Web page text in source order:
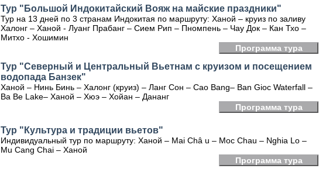
Тур "Большой Индокитайский Вояж на майские праздники"
Тур на 13 дней по 3 странам Индокитая по маршруту: Ханой – круиз по заливу
Халонг – Ханой - Луанг Прабанг – Сием Рип – Пномпень – Чау Док – Кан Тхо –
Митхо - Хошимин
Программа тура
Тур "Северный и Центральный Вьетнам с круизом и посещением
водопада Банзек"
Ханой – Нинь Бинь – Халонг (круиз) – Ланг Сон – Cao Bang– Ban Gioc Waterfall –
Ba Be Lake– Ханой – Хюэ – Хойан – Дананг
Программа тура
Тур "Культура и традиции вьетов"
Индивидуальный тур по маршруту: Ханой – Mai Châ u – Moc Chau – Nghia Lo –
Mu Cang Chai – Ханой
Программа тура